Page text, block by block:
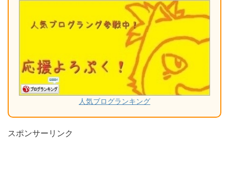
人気ブログランキング
スポンサーリンク